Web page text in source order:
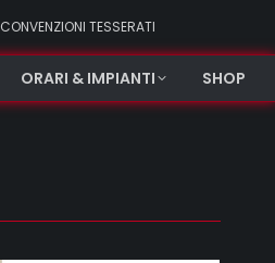
CONVENZIONI TESSERATI
ORARI & IMPIANTI SHOP